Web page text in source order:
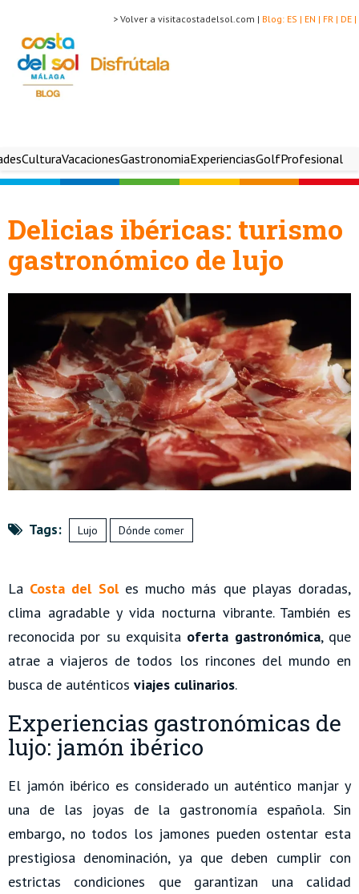
DE |
FR |
EN |
ES |
Blog:
> Volver a visitacostadelsol.com |
CulturaVacacionesGastronomiaExperienciasGolfProfesional
Delicias ibéricas: turismo
gastronómico de lujo
Tags: Lujo Dónde comer
La Costa del Soles mucho más que playas doradas,
clima agradable y vida nocturna vibrante. También es
reconocida por su exquisita oferta gastronómica, que
atrae a viajeros de todos los rincones del mundo en
busca de auténticos viajes culinarios.
Experiencias gastronómicas de
lujo: jamón ibérico
El jamón ibérico es considerado un auténtico manjar y
una de las joyas de la gastronomía española. Sin
embargo, no todos los jamones pueden ostentar esta
prestigiosa denominación, ya que deben cumplir con
estrictas condiciones que garantizan una calidad